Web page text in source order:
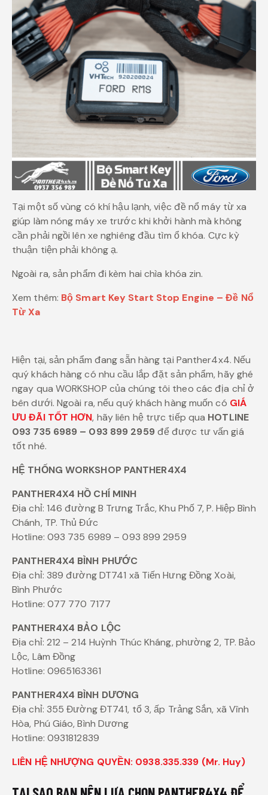
Tại một số vùng có khí hậu lạnh, việc đề nổ máy từ xa
giúp làm nóng máy xe trước khi khởi hành mà không
cần phải ngồi lên xe nghiêng đầu tìm ổ khóa. Cực kỳ
thuận tiện phải không ạ.
Ngoài ra, sản phẩm đi kèm hai chìa khóa zin.
Xem thêm: Bộ Smart Key Start Stop Engine – Đề Nổ
Từ Xa
Hiện tại, sản phẩm đang sẵn hàng tại Panther4x4. Nếu
quý khách hàng có nhu cầu lắp đặt sản phẩm, hãy ghé
ngay qua WORKSHOP của chúng tôi theo các địa chỉ ở
bên dưới. Ngoài ra, nếu quý khách hàng muốn có GIÁ
ƯU ĐÃI TỐT HƠN, hãy liên hệ trực tiếp qua HOTLINE
093 735 6989 – 093 899 2959để được tư vấn giá
tốt nhé.
HỆ THỐNG WORKSHOP PANTHER4X4
PANTHER4X4 HỒ CHÍ MINH
Địa chỉ: 146 đường B Trưng Trắc, Khu Phố 7, P. Hiệp Bình
Chánh, TP. Thủ Đức
Hotline: 093 735 6989 – 093 899 2959
PANTHER4X4 BÌNH PHƯỚC
Địa chỉ: 389 đường DT741 xã Tiến Hưng Đồng Xoài,
Bình Phước
Hotline: 077 770 7177
PANTHER4X4 BẢO LỘC
Địa chỉ: 212 – 214 Huỳnh Thúc Kháng, phường 2, TP. Bảo
Lộc, Lâm Đồng
Hotline: 0965163361
PANTHER4X4 BÌNH DƯƠNG
Địa chỉ: 355 Đường ĐT741, tổ 3, ấp Trảng Sắn, xã Vĩnh
Hòa, Phú Giáo, Bình Dương
Hotline: 0931812839
LIÊN HỆ NHƯỢNG QUYỀN: 0938.335.339 (Mr. Huy)